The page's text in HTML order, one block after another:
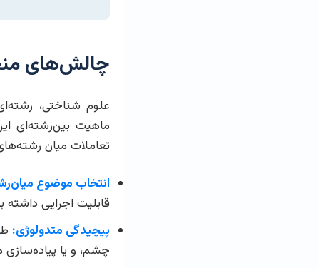
چالش‌های
علوم شناختی،
ماهیت بین‌رشته‌ای
تعاملات میان
انتخاب موضوع
قابلیت اجرایی
پیچیدگی متدولوژی:
چشم، و یا